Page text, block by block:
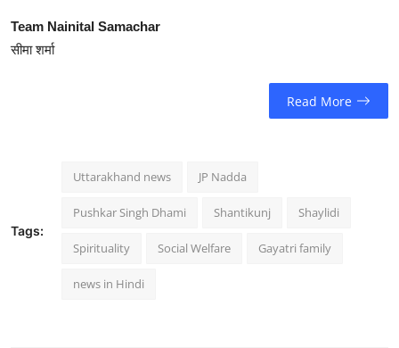
Team Nainital Samachar
सीमा शर्मा
Read More
Tags:
Uttarakhand news JP Nadda
Pushkar Singh Dhami Shantikunj Shaylidi
Spirituality Social Welfare Gayatri family
news in Hindi